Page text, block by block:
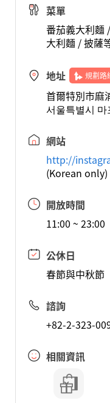
菜單
番茄義大利麵
大利麵 / 披薩
地址 規劃路
首爾特別市麻
서울특별시
網站
http://
(Korean only)
開放時間
11:00 ~ 23:00
公休日
春節與中秋節
諮詢
+82-2-323-
相關資訊